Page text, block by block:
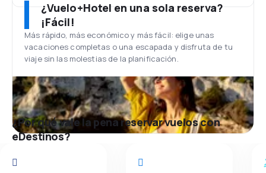
¿Vuelo+Hotel en una sola reserva?
¡Fácil!
Más rápido, más económico y más fácil: elige unas
vacaciones completas o una escapada y disfruta de tu
viaje sin las molestias de la planificación.
¿Por qué vale la pena reservar vuelos con
eDestinos?